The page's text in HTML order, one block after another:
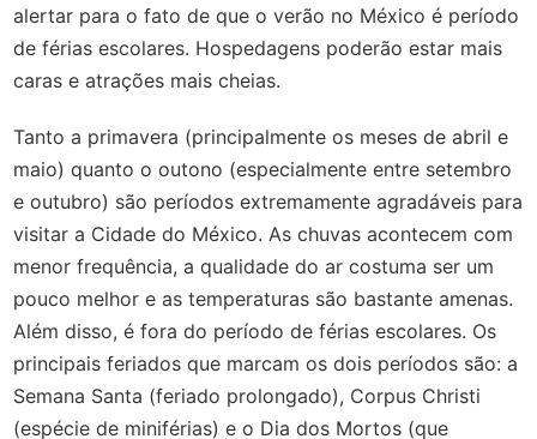
alertar para o fato de que o verão no México é período
de férias escolares. Hospedagens poderão estar mais
caras e atrações mais cheias.
Tanto a primavera (principalmente os meses de abril e
maio) quanto o outono (especialmente entre setembro
e outubro) são períodos extremamente agradáveis para
visitar a Cidade do México. As chuvas acontecem com
menor frequência, a qualidade do ar costuma ser um
pouco melhor e as temperaturas são bastante amenas.
Além disso, é fora do período de férias escolares. Os
principais feriados que marcam os dois períodos são: a
Semana Santa (feriado prolongado), Corpus Christi
(espécie de miniférias) e o Dia dos Mortos (que